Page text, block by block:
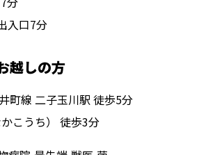
入口7分
越しの方
町線 二子玉川駅 徒歩5分
こうち） 徒歩3分